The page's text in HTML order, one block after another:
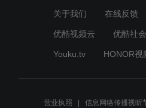
关于我们 在线反馈
优酷视频云 优酷社
Youku.tv HONOR视
营业执照 信息网络传播视听